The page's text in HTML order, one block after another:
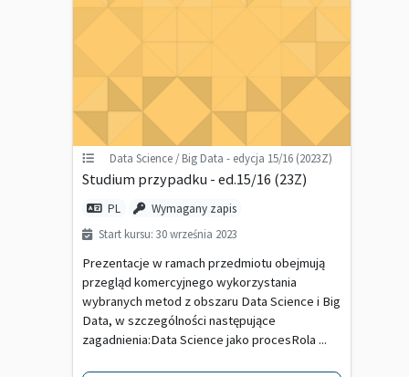
Data Science / Big Data - edycja 15/16 (2023Z)
Studium przypadku - ed.15/16 (23Z)
PL Wymagany zapis
Start kursu: 30 września 2023
Prezentacje w ramach przedmiotu obejmują
przegląd komercyjnego wykorzystania
wybranych metod z obszaru Data Science i Big
Data, w szczególności następujące
zagadnienia:Data Science jako procesRola ...